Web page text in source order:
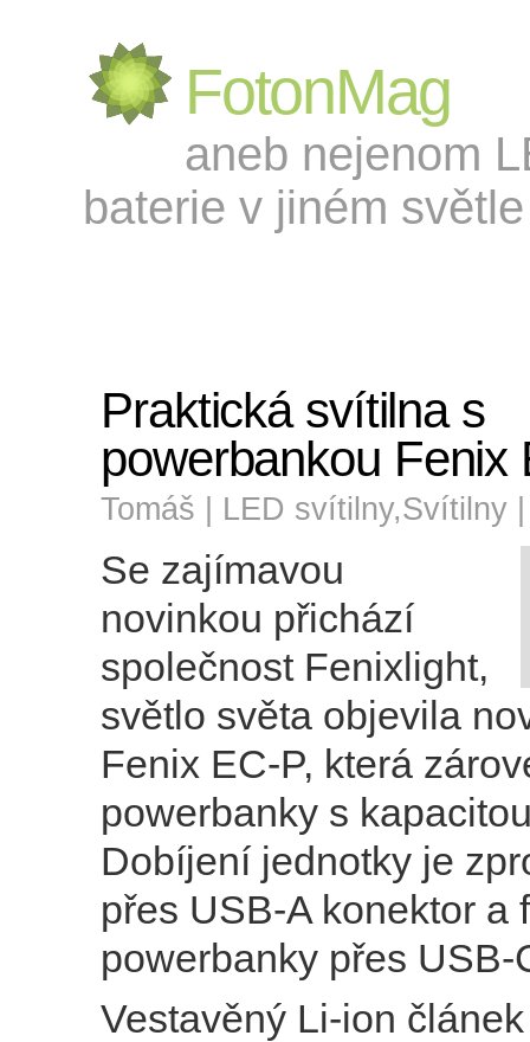
FotonMag
aneb nejenom
baterie v jiném
Praktická svítilna s
powerbankou Fenix
Tomáš | LED svítilny,Svítilny
Se zajímavou
novinkou přichází
společnost Fenixlight,
světlo světa objevila
Fenix EC-P, která
powerbanky s
Dobíjení jednotky je
přes USB-A konektor a
powerbanky přes USB-
Vestavěný Li-ion